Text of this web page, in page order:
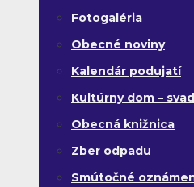
Fotogaléria
Obecné noviny
Kalendár podujatí
Kultúrny dom –
Obecná knižnica
Zber odpadu
Smútočné